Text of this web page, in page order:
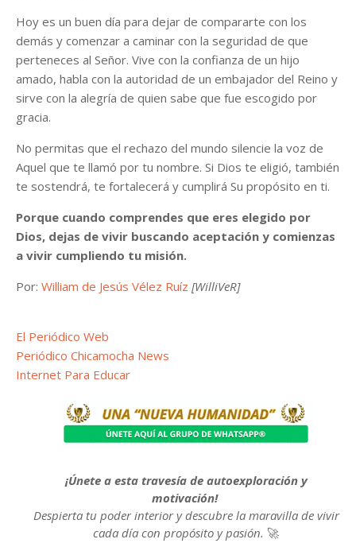
Hoy es un buen día para dejar de compararte con los
demás y comenzar a caminar con la seguridad de que
perteneces al Señor. Vive con la confianza de un hijo
amado, habla con la autoridad de un embajador del Reino y
sirve con la alegría de quien sabe que fue escogido por
gracia.
No permitas que el rechazo del mundo silencie la voz de
Aquel que te llamó por tu nombre. Si Dios te eligió, también
te sostendrá, te fortalecerá y cumplirá Su propósito en ti.
Porque cuando comprendes que eres elegido por
Dios, dejas de vivir buscando aceptación y comienzas
a vivir cumpliendo tu misión.
Por: William de Jesús Vélez Ruíz [WilliVeR]
El Periódico Web
Periódico Chicamocha News
Internet Para Educar
¡Únete a esta travesía de autoexploración y
motivación!
Despierta tu poder interior y descubre la maravilla de vivir
cada día con propósito y pasión. 🚀